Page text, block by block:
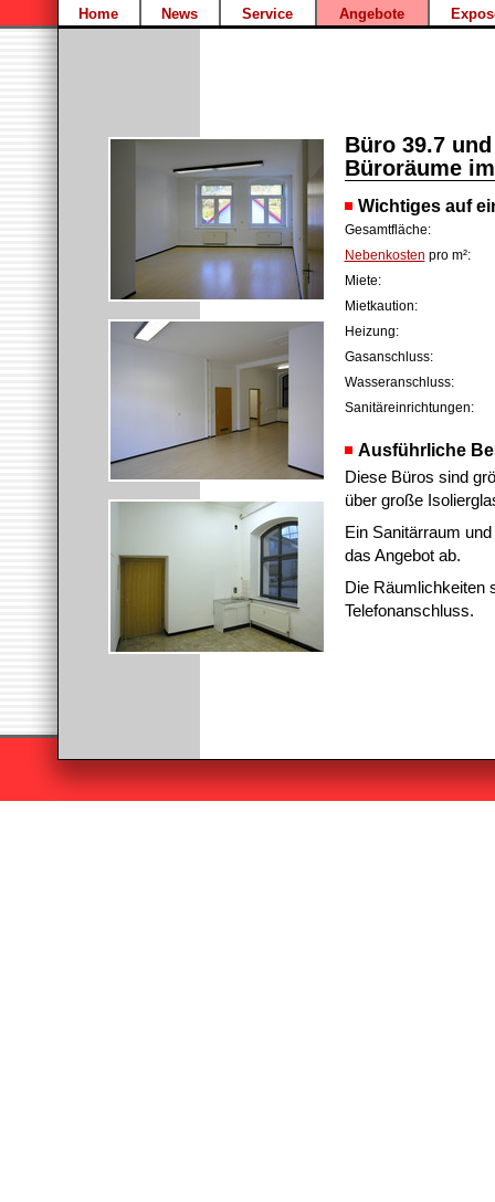
Home News Service Angebote
Büro 39.7
Büroräume
Wichtiges auf
Gesamtfläche:
Nebenkosten pro m²:
Miete:
Mietkaution:
Heizung:
Gasanschluss:
Wasseranschluss:
Sanitäreinrichtungen:
Ausführliche
Diese Büros sind
über große
Ein Sanitärraum
das Angebot ab.
Die Räumlichkeiten
Telefonanschluss.